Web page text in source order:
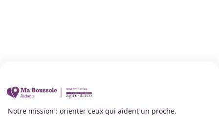
Notre mission : orienter ceux qui aident un proche.